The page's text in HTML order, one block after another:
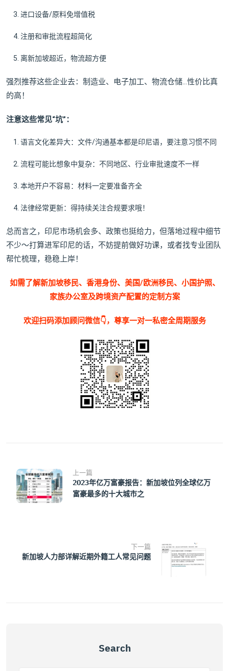
进口设备/原料免增值税
注册和审批流程超简化
离新加坡超近，物流超方便
强烈推荐这些企业去：制造业、电子加工、物流仓储…性价比真
的高！
注意这些常见“坑”：
语言文化差异大：文件/沟通基本都是印尼语，要注意习惯不同
流程可能比想象中复杂：不同地区、行业审批速度不一样
本地开户不容易：材料一定要准备齐全
法律经常更新：得持续关注合规要求哦！
总而言之，印尼市场机会多、政策也挺给力，但落地过程中细节
不少～打算进军印尼的话，不妨提前做好功课，或者找专业团队
帮忙梳理，稳稳上岸！
如需了解新加坡移民、香港身份、美国/欧洲移民、小国护照、
家族办公室及跨境资产配置的定制方案
欢迎扫码添加顾问微信👇，尊享一对一私密全周期服务
上一篇
2023年亿万富豪报告：新加坡位列全球亿万
富豪最多的十大城市之
下一篇
新加坡人力部详解近期外籍工人常见问题
Search